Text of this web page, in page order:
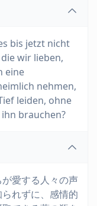
bis jetzt nicht
wir lieben,
eine
nehmen,
leiden, ohne
brauchen?
愛する人々の声
れずに、感情的